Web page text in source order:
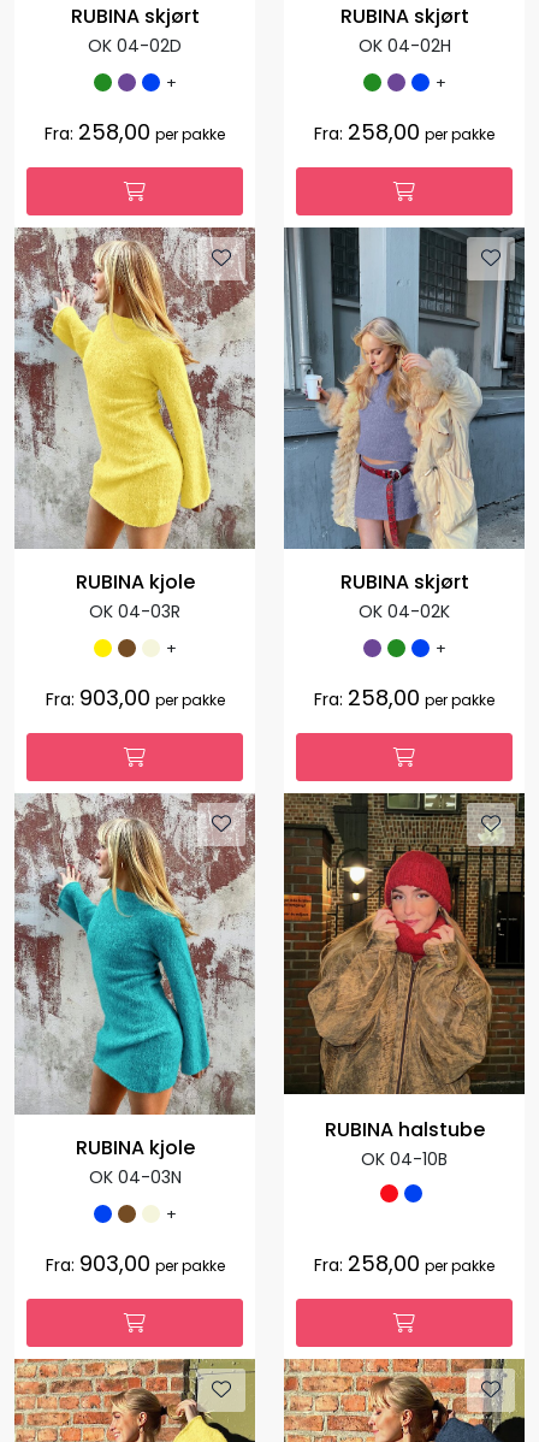
RUBINA skjørt
OK 04-02D
+
Fra: 258,00 per pakke
RUBINA skjørt
OK 04-02H
+
Fra: 258,00 per pakke
RUBINA kjole
OK 04-03R
+
Fra: 903,00 per pakke
RUBINA skjørt
OK 04-02K
+
Fra: 258,00 per pakke
RUBINA kjole
OK 04-03N
+
Fra: 903,00 per pakke
RUBINA halstube
OK 04-10B
Fra: 258,00 per pakke